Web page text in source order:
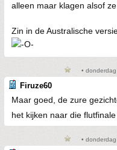
alleen maar klagen alsof
Zin in de Australische
•
Firuze60
Maar goed, de zure
het kijken naar die
•